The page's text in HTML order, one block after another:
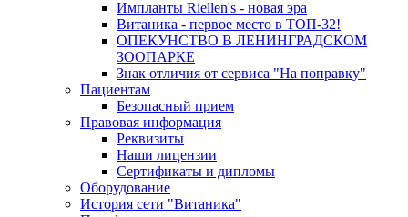
Импланты Riellen's - новая эра
Витаника - первое место в ТОП-32!
ОПЕКУНСТВО В ЛЕНИНГРАДСКОМ
ЗООПАРКЕ
Знак отличия от сервиса "На поправку"
Пациентам
Безопасный прием
Правовая информация
Реквизиты
Наши лицензии
Сертификаты и дипломы
Оборудование
История сети "Витаника"